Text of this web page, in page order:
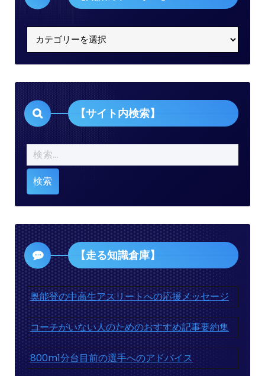
【知
カ
ゴ
リ
ー】
【サイト内検索】
検
索:
【走る知識倉庫】
奥能登の中高生アスリートへの応援メッセージ
コーチがいない人のためのおすすめ記事要約集
800m1分台目前の選手へのアドバイス